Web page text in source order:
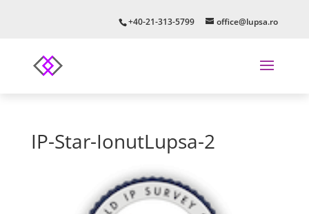
+40-21-313-5799 office@lupsa.ro
IP-Star-IonutLupsa-2